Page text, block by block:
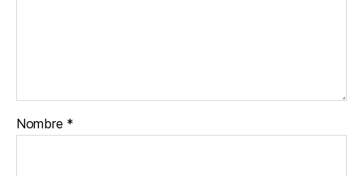
Nombre *